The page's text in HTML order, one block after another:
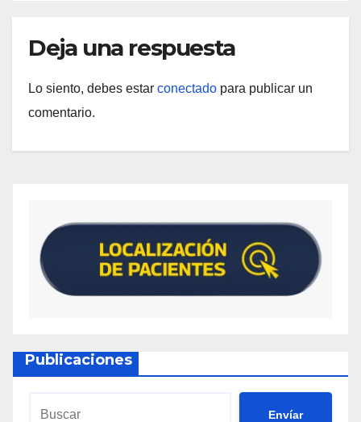
Deja una respuesta
Lo siento, debes estar conectado para publicar un
comentario.
Publicaciones
Envíar